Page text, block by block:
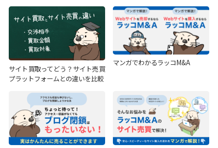
サイト買取ってどう？サイト売買
プラットフォームとの違いを比較
マンガでわかるラッコM&A